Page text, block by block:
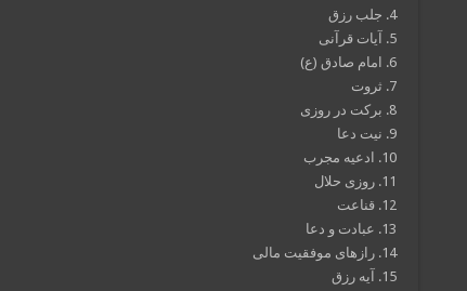
4. جلب رزق
5. آیات قرآنی
6. امام صادق (ع)
7. ثروت
8. برکت در روزی
9. نیت دعا
10. ادعیه مجرب
11. روزی حلال
12. قناعت
13. عبادت و دعا
14. رازهای موفقیت مالی
15. آیه رزق